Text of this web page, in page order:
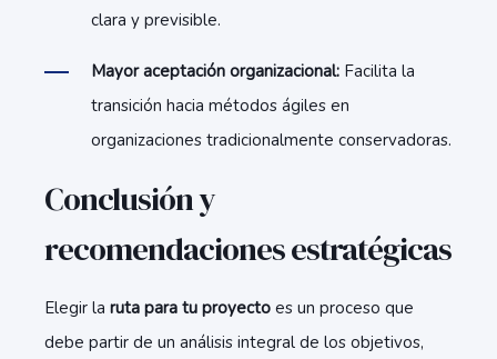
clara y previsible.
Mayor aceptación organizacional: Facilita la
transición hacia métodos ágiles en
organizaciones tradicionalmente conservadoras.
Conclusión y
recomendaciones estratégicas
Elegir la ruta para tu proyecto es un proceso que
debe partir de un análisis integral de los objetivos,